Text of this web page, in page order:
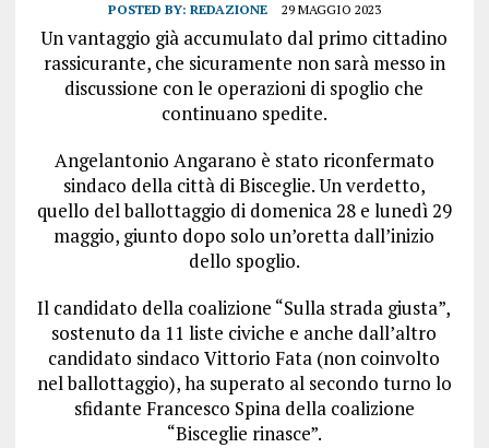
POSTED BY: REDAZIONE 29 MAGGIO 2023
Un vantaggio già accumulato dal primo cittadino
rassicurante, che sicuramente non sarà messo in
discussione con le operazioni di spoglio che
continuano spedite.
Angelantonio Angarano è stato riconfermato
sindaco della città di Bisceglie. Un verdetto,
quello del ballottaggio di domenica 28 e lunedì 29
maggio, giunto dopo solo un’oretta dall’inizio
dello spoglio.
Il candidato della coalizione “Sulla strada giusta”,
sostenuto da 11 liste civiche e anche dall’altro
candidato sindaco Vittorio Fata (non coinvolto
nel ballottaggio), ha superato al secondo turno lo
sfidante Francesco Spina della coalizione
“Bisceglie rinasce”.